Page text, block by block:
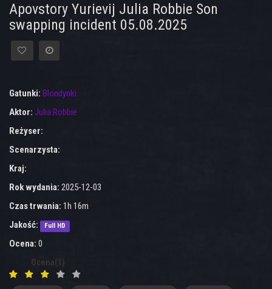
Apovstory Yurievij Julia Robbie Son
swapping incident 05.08.2025
Gatunki: Blondynki
Aktor: Julia Robbie
Reżyser:
Scenarzysta:
Kraj:
Rok wydania: 2025-12-03
Czas trwania: 1h 16m
Jakość:
Full HD
Ocena: 0
Ocena(1)